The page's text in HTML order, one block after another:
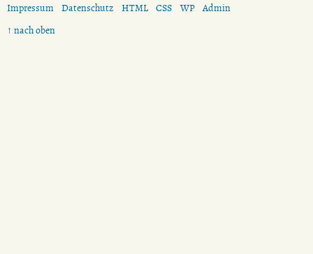
Impressum Datenschutz HTML CSS WP Admin
↑ nach oben